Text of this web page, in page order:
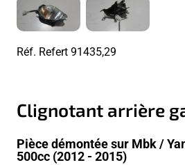
Réf. Refert91435,29
Clignotant arrière
Pièce démontée sur Mbk /
500cc (2012 - 2015)